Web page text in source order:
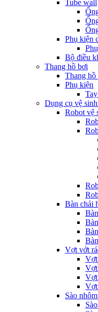
Tube wall
Phụ kiện
Bộ điều
Thang hồ bơi
Thang
Phụ kiện
Dụng cụ vệ
Robot vệ
Bàn chải
Vợt vớt
Vợt
Vợt
Vợt
Vợt
Sào